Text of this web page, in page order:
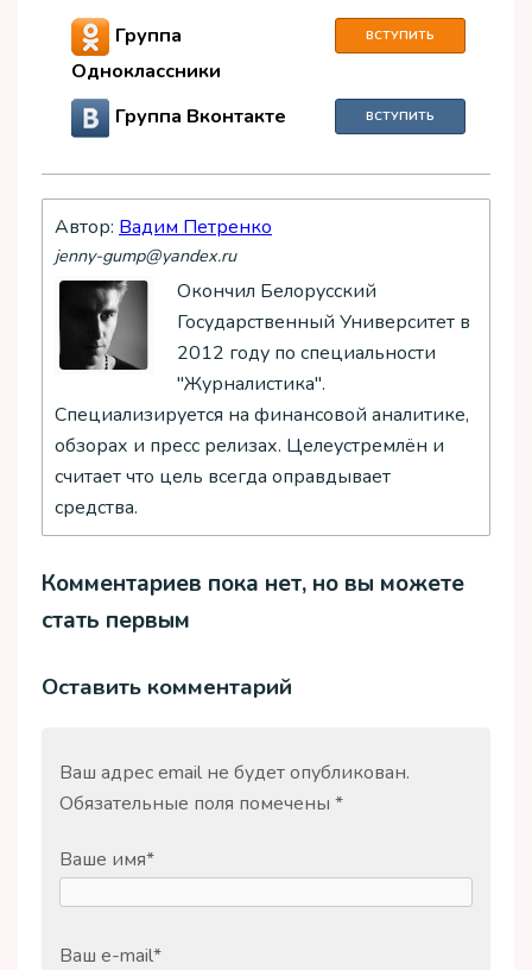
Группа
Одноклассники
ВСТУПИТЬ
Группа Вконтакте ВСТУПИТЬ
Автор: Вадим Петренко
jenny-gump@yandex.ru
Окончил Белорусский
Государственный Университет в
2012 году по специальности
"Журналистика".
Специализируется на финансовой аналитике,
обзорах и пресс релизах. Целеустремлён и
считает что цель всегда оправдывает
средства.
Комментариев пока нет, но вы можете
стать первым
Оставить комментарий
Ваш адрес email не будет опубликован.
Обязательные поля помечены *
Ваше имя*
Ваш e-mail*